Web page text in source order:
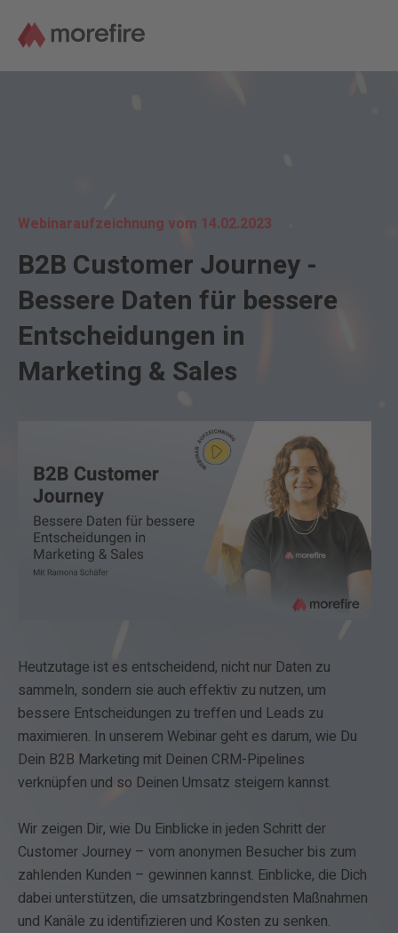
Webinaraufzeichnung vom 14.02.2023
B2B Customer Journey -
Bessere Daten für bessere
Entscheidungen in
Marketing & Sales
Heutzutage ist es entscheidend, nicht nur Daten zu
sammeln, sondern sie auch effektiv zu nutzen, um
bessere Entscheidungen zu treffen und Leads zu
maximieren. In unserem Webinar geht es darum, wie Du
Dein B2B Marketing mit Deinen CRM-Pipelines
verknüpfen und so Deinen Umsatz steigern kannst.
Wir zeigen Dir, wie Du Einblicke in jeden Schritt der
Customer Journey – vom anonymen Besucher bis zum
zahlenden Kunden – gewinnen kannst. Einblicke, die Dich
dabei unterstützen, die umsatzbringendsten Maßnahmen
und Kanäle zu identifizieren und Kosten zu senken.